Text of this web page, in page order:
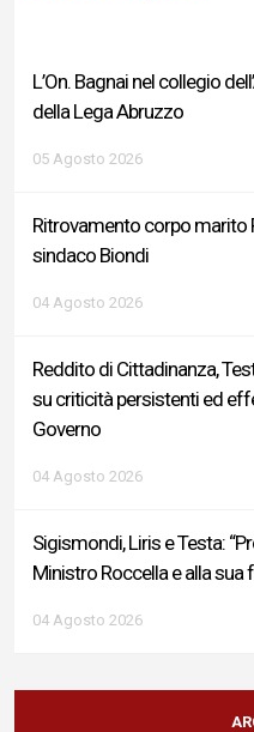
L’On. Bagnai nel collegio
della Lega Abruzzo
05 Agosto 2026
Ritrovamento corpo marito
sindaco Biondi
04 Agosto 2026
Reddito di Cittadinanza,
su criticità persistenti ed
Governo
04 Agosto 2026
Sigismondi, Liris e Testa:
Ministro Roccella e alla sua
04 Agosto 2026
Terminal bus "Lorenzo
viabilità per il